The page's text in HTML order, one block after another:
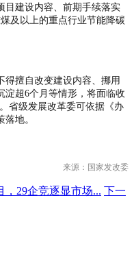
目建设内容、前期手续落实
及以上的重点行业节能降碳
得擅自改变建设内容、挪用
淀超6个月等情形，将面临收
省级发展改革委可依据《办
地。
来源：国家发改委
，29企竞逐显市场... 下一